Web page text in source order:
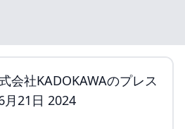
ティアキン
ィアキン 祠
社KADOKAWAのプレス
月21日 2024